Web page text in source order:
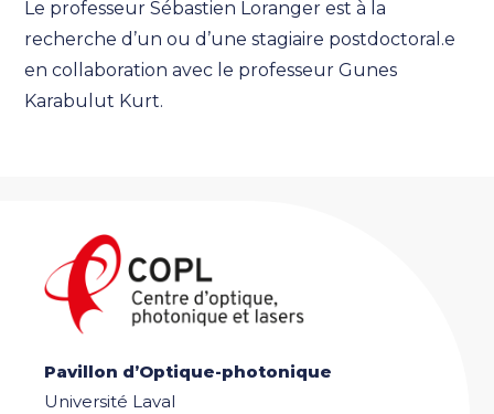
Le professeur Sébastien Loranger est à la
recherche d’un ou d’une stagiaire postdoctoral.e
en collaboration avec le professeur Gunes
Karabulut Kurt.
Pavillon d’Optique-photonique
Université Laval